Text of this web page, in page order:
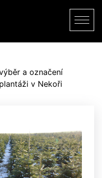
a označení
v Nekoři